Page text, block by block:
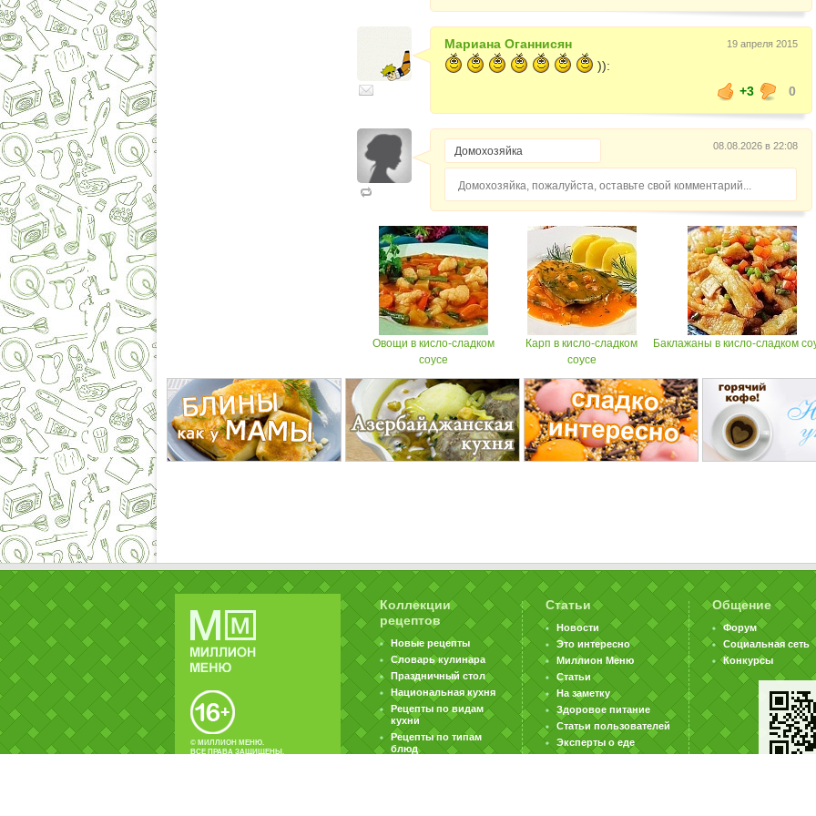
Мариана Оганнисян 19 апреля 2015
)):
+3
0
08.08.2026 в 22:08
Домохозяйка, пожалуйста, оставьте свой комментарий...
Овощи в кисло-сладком
соусе
Карп в кисло-сладком
соусе
Баклажаны в кисло-сладком
© МИЛЛИОН МЕНЮ.
ВСЕ ПРАВА ЗАЩИЩЕНЫ.
Коллекции
рецептов
Новые рецепты
Словарь кулинара
Праздничный стол
Национальная кухня
Рецепты по видам
кухни
Рецепты по типам
блюд
Статьи
Новости
Это интересно
Миллион Меню
Статьи
На заметку
Здоровое питание
Статьи пользователей
Эксперты о еде
Общение
Форум
Социальная сеть
Конкурсы